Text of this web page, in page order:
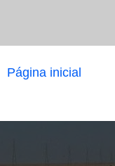
Página inicial